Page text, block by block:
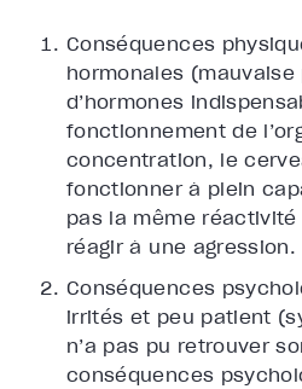
Conséquences
hormonales
d’hormones
fonctionnement de
concentration, le
fonctionner à plein
pas la même
réagir à une agression.
Conséquences
irrités et peu patient
n’a pas pu retrouver
conséquences